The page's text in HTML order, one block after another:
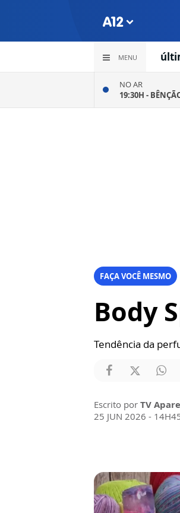
MENU
NO AR
19:30H -
FAÇA VOCÊ MESMO
Body
Tendência da
Escrito por TV
25 JUN 2026 -